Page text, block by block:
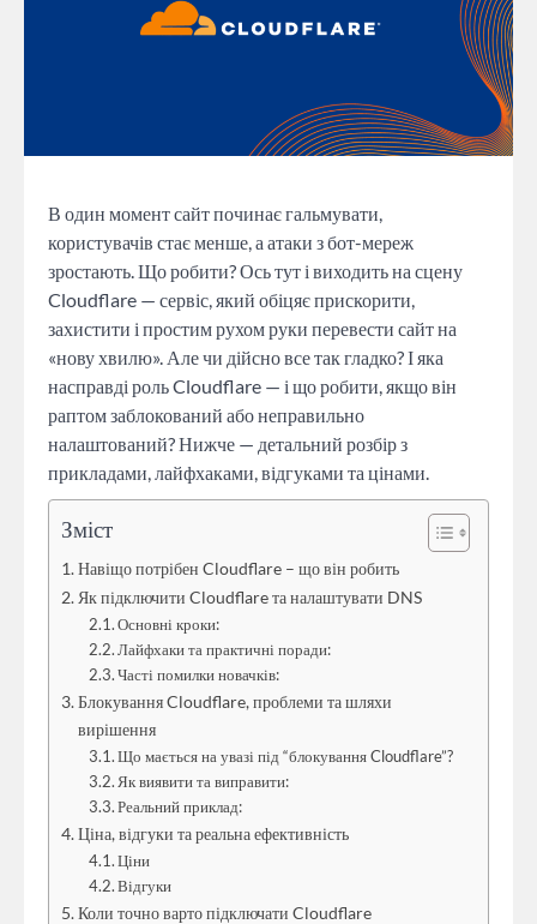
В один момент сайт починає гальмувати,
користувачів стає менше, а атаки з бот-мереж
зростають. Що робити? Ось тут і виходить на сцену
Cloudflare — сервіс, який обіцяє прискорити,
захистити і простим рухом руки перевести сайт на
«нову хвилю». Але чи дійсно все так гладко? І яка
насправді роль Cloudflare — і що робити, якщо він
раптом заблокований або неправильно
налаштований? Нижче — детальний розбір з
прикладами, лайфхаками, відгуками та цінами.
Зміст
Навіщо потрібен Cloudflare – що він робить
Як підключити Cloudflare та налаштувати DNS
Основні кроки:
Лайфхаки та практичні поради:
Часті помилки новачків:
Блокування Cloudflare, проблеми та шляхи
вирішення
Що мається на увазі під “блокування Cloudflare”?
Як виявити та виправити:
Реальний приклад:
Ціна, відгуки та реальна ефективність
Ціни
Відгуки
Коли точно варто підключати Cloudflare